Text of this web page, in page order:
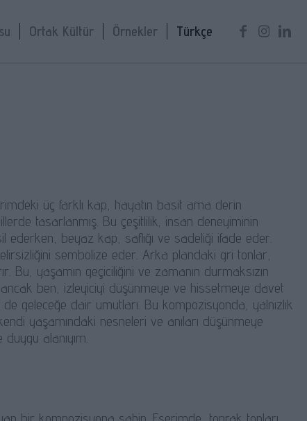
Ortak Kültür Örnekler Türkçe
üç farklı kap, hayatın basit ama derin
tasarlanmış. Bu çeşitlilik, insan deneyiminin
ederken, beyaz kap, saflığı ve sadeliği ifade eder.
sembolize eder. Arka plandaki gri tonlar,
Bu, yaşamın geçiciliğini ve zamanın durmaksızın
ancak ben, izleyiciyi düşünmeye ve hissetmeye davet
geleceğe dair umutları. Bu kompozisyonda, yalnızlık
yaşamındaki nesneleri ve anıları düşünmeye
alanıyım.